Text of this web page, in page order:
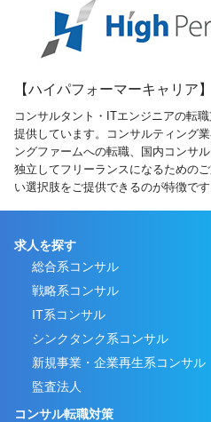
【ハイパフォーマーキャリア】
コンサルタント・ITエンジニアの転
提供しています。コンサルティング
ングファームへの転職、国内コンサ
独立してフリーランスになるための
い選択肢をご提供できるのが特徴です
求人を探す
総合系コンサル
戦略系コンサル
IT系コンサル
シンクタンク系コンサル
新規事業・企業再生系コンサル
監査法人
コンサル転職対策